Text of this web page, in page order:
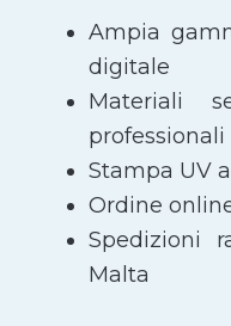
Ampia
digitale
Materiali
professionali
Stampa UV
Ordine
Spedizioni
Malta